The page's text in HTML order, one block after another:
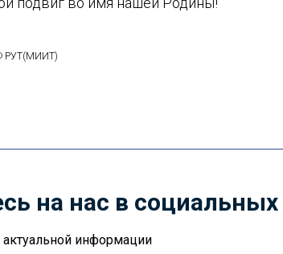
РУТ(МИИТ)
на нас в социальных
информации